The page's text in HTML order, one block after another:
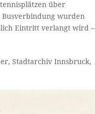
über
wurden
Eintritt verlangt wird –
Stadtarchiv Innsbruck,